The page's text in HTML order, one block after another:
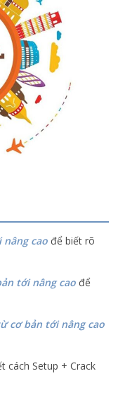
nâng cao để biết rõ
tới nâng cao để
cơ bản tới nâng cao
cách Setup + Crack